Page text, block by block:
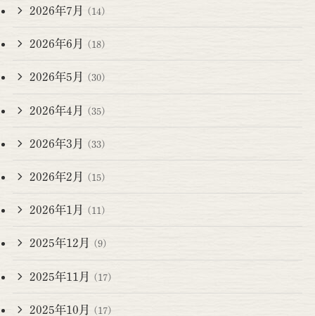
2026年7月 (14)
2026年6月 (18)
2026年5月 (30)
2026年4月 (35)
2026年3月 (33)
2026年2月 (15)
2026年1月 (11)
2025年12月 (9)
2025年11月 (17)
2025年10月 (17)